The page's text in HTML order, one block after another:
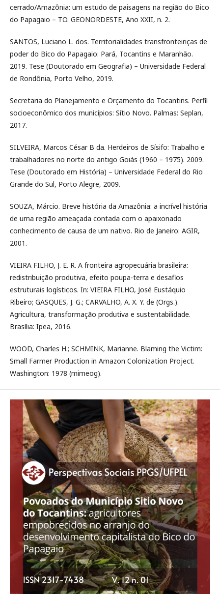
cerrado/Amazônia: um estudo de paisagens na região do Bico
do Papagaio – TO. GEONORDESTE, Ano XXII, n. 2.
SANTOS, Luciano L. dos. Territorialidades transfronteiriças de
poder do Bico do Papagaio: Pará, Tocantins e Maranhão.
2019. Tese (Doutorado em Geografia) – Universidade Federal
de Rondônia, Porto Velho, 2019.
Secretaria do Planejamento e Orçamento do Tocantins. Perfil
socioeconômico dos municípios: Sítio Novo. Palmas: Seplan,
2017.
SILVEIRA, Marcos César B da. Herdeiros de Sísifo: Trabalho e
trabalhadores no norte do antigo Goiás (1960 – 1975). 2009.
Tese (Doutorado em História) – Universidade Federal do Rio
Grande do Sul, Porto Alegre, 2009.
SOUZA, Márcio. Breve história da Amazônia: a incrível história
de uma região ameaçada contada com o apaixonado
conhecimento de causa de um nativo. Rio de Janeiro: AGIR,
2001.
VIEIRA FILHO, J. E. R. A fronteira agropecuária brasileira:
redistribuição produtiva, efeito poupa-terra e desafios
estruturais logísticos. In: VIEIRA FILHO, José Eustáquio
Ribeiro; GASQUES, J. G.; CARVALHO, A. X. Y. de (Orgs.).
Agricultura, transformação produtiva e sustentabilidade.
Brasília: Ipea, 2016.
WOOD, Charles H.; SCHMINK, Marianne. Blaming the Victim:
Small Farmer Production in Amazon Colonization Project.
Washington: 1978 (mimeog).